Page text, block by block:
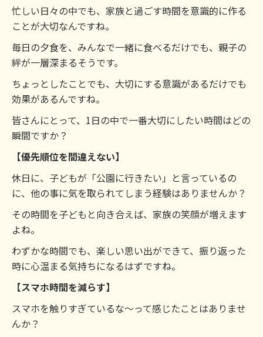
忙しい日々の中でも、家族と過ごす時間を意識的に作る
ことが大切なんですね。
毎日の夕食を、みんなで一緒に食べるだけでも、親子の
絆が一層深まるそうです。
ちょっとしたことでも、大切にする意識があるだけでも
効果があるんですね。
皆さんにとって、1日の中で一番大切にしたい時間はどの
瞬間ですか？
【優先順位を間違えない】
休日に、子どもが「公園に行きたい」と言っているの
に、他の事に気を取られてしまう経験はありませんか？
その時間を子どもと向き合えば、家族の笑顔が増えます
よね。
わずかな時間でも、楽しい思い出ができて、振り返った
時に心温まる気持ちになるはずですね。
【スマホ時間を減らす】
スマホを触りすぎているな～って感じたことはありませ
んか？